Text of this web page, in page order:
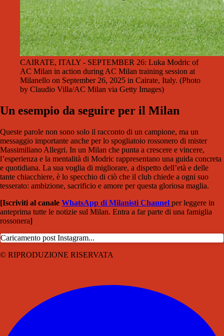
CAIRATE, ITALY - SEPTEMBER 26: Luka Modric of
AC Milan in action during AC Milan training session at
Milanello on September 26, 2025 in Cairate, Italy. (Photo
by Claudio Villa/AC Milan via Getty Images)
Un esempio da seguire per il Milan
Queste parole non sono solo il racconto di un campione, ma un
messaggio importante anche per lo spogliatoio rossonero di mister
Massimiliano Allegri. In un Milan che punta a crescere e vincere,
l’esperienza e la mentalità di Modric rappresentano una guida concreta
e quotidiana. La sua voglia di migliorare, a dispetto dell’età e delle
tante chiacchiere, è lo specchio di ciò che il club chiede a ogni suo
tesserato: ambizione, sacrificio e amore per questa gloriosa maglia.
[Iscriviti al canale WhatsApp di Milanisti Channel per leggere in
anteprima tutte le notizie sul Milan. Entra a far parte di una famiglia
rossonera]
Caricamento post Instagram...
© RIPRODUZIONE RISERVATA